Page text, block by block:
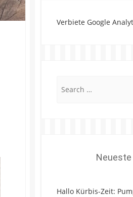
Verbiete Google
Hallo Kürbis-Zeit: